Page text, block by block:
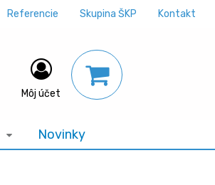
Referencie Skupina ŠKP Kontakt
Môj účet
Novinky